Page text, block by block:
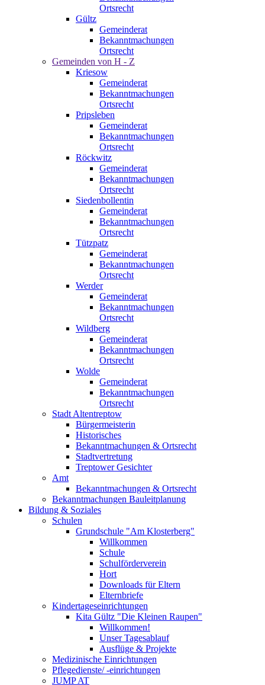
Ortsrecht
Gültz
Gemeinderat
Bekanntmachungen
Ortsrecht
Gemeinden von H - Z
Kriesow
Gemeinderat
Bekanntmachungen
Ortsrecht
Pripsleben
Gemeinderat
Bekanntmachungen
Ortsrecht
Röckwitz
Gemeinderat
Bekanntmachungen
Ortsrecht
Siedenbollentin
Gemeinderat
Bekanntmachungen
Ortsrecht
Tützpatz
Gemeinderat
Bekanntmachungen
Ortsrecht
Werder
Gemeinderat
Bekanntmachungen
Ortsrecht
Wildberg
Gemeinderat
Bekanntmachungen
Ortsrecht
Wolde
Gemeinderat
Bekanntmachungen
Ortsrecht
Stadt Altentreptow
Bürgermeisterin
Historisches
Bekanntmachungen & Ortsrecht
Stadtvertretung
Treptower Gesichter
Amt
Bekanntmachungen & Ortsrecht
Bekanntmachungen Bauleitplanung
Bildung & Soziales
Schulen
Grundschule "Am Klosterberg"
Willkommen
Schule
Schulförderverein
Hort
Downloads für Eltern
Elternbriefe
Kindertageseinrichtungen
Kita Gültz "Die Kleinen Raupen"
Willkommen!
Unser Tagesablauf
Ausflüge & Projekte
Medizinische Einrichtungen
Pflegedienste/ -einrichtungen
JUMP AT